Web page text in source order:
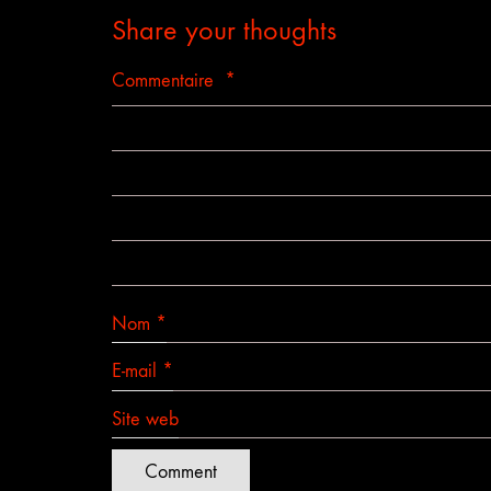
Share your thoughts
Commentaire *
Nom *
E-mail *
Site web